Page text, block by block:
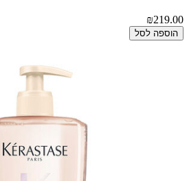
₪219.00
הוספה לסל